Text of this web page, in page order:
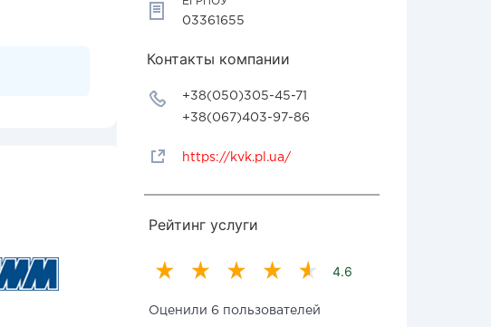
03361655
Контакты компании
+38(050)305-45-71
+38(067)403-97-86
https://kvk.pl.ua/
Рейтинг услуги
4.6
Оценили 6 пользователей